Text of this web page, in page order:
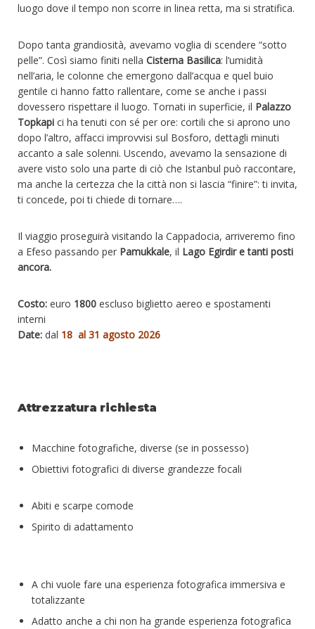
luogo dove il tempo non scorre in linea retta, ma si stratifica.
Dopo tanta grandiosità, avevamo voglia di scendere “sotto
pelle”. Così siamo finiti nella Cisterna Basilica: l’umidità
nell’aria, le colonne che emergono dall’acqua e quel buio
gentile ci hanno fatto rallentare, come se anche i passi
dovessero rispettare il luogo. Tornati in superficie, il Palazzo
Topkapi ci ha tenuti con sé per ore: cortili che si aprono uno
dopo l’altro, affacci improvvisi sul Bosforo, dettagli minuti
accanto a sale solenni. Uscendo, avevamo la sensazione di
avere visto solo una parte di ciò che Istanbul può raccontare,
ma anche la certezza che la città non si lascia “finire”: ti invita,
ti concede, poi ti chiede di tornare….
Il viaggio proseguirà visitando la Cappadocia, arriveremo fino
a Efeso passando per Pamukkale, il Lago Egirdir e tanti posti
ancora.
Costo: euro 1800 escluso biglietto aereo e spostamenti
interni
Date: dal 18 al 31 agosto 2026
Attrezzatura richiesta
Macchine fotografiche, diverse (se in possesso)
Obiettivi fotografici di diverse grandezze focali
Abiti e scarpe comode
Spirito di adattamento
A chi vuole fare una esperienza fotografica immersiva e
totalizzante
Adatto anche a chi non ha grande esperienza fotografica